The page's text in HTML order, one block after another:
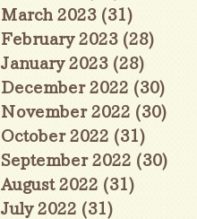
March 2023 (31)
February 2023 (28)
January 2023 (28)
December 2022 (30)
November 2022 (30)
October 2022 (31)
September 2022 (30)
August 2022 (31)
July 2022 (31)